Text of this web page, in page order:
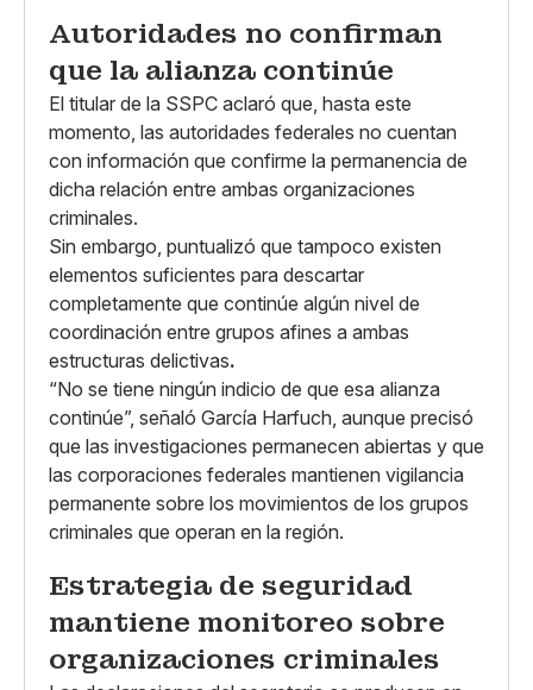
Autoridades no confirman
que la alianza continúe
El titular de la SSPC aclaró que, hasta este
momento, las autoridades federales no cuentan
con información que confirme la permanencia de
dicha relación entre ambas organizaciones
criminales.
Sin embargo, puntualizó que tampoco existen
elementos suficientes para descartar
completamente que continúe algún nivel de
coordinación entre grupos afines a ambas
estructuras delictivas.
“No se tiene ningún indicio de que esa alianza
continúe”, señaló García Harfuch, aunque precisó
que las investigaciones permanecen abiertas y que
las corporaciones federales mantienen vigilancia
permanente sobre los movimientos de los grupos
criminales que operan en la región.
Estrategia de seguridad
mantiene monitoreo sobre
organizaciones criminales